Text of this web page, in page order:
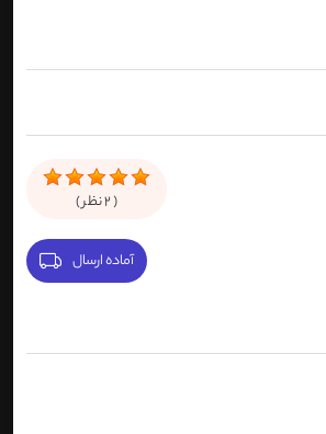
(
2نظر )
آماده ارسال